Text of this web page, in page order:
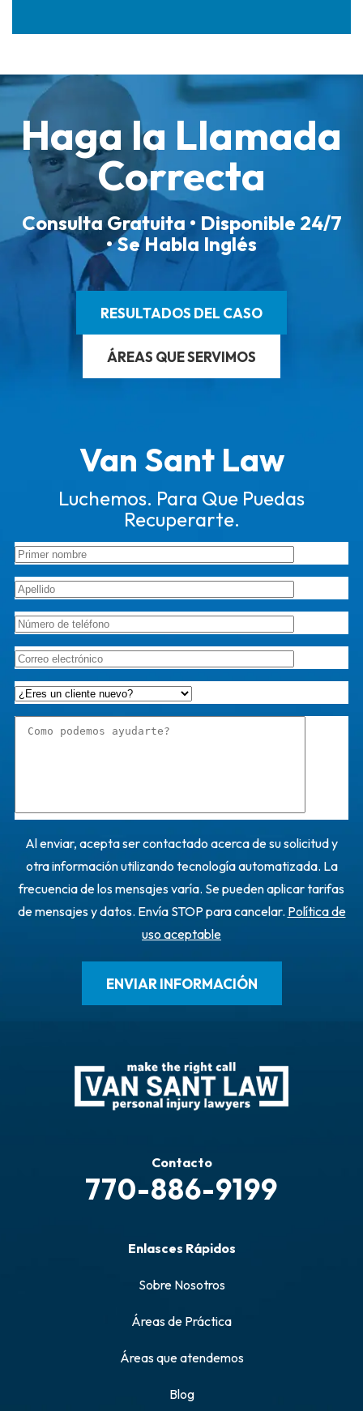
Haga la Llamada
Correcta
Consulta Gratuita • Disponible 24/7
• Se Habla Inglés
RESULTADOS DEL CASO
ÁREAS QUE SERVIMOS
Van Sant Law
Luchemos. Para Que Puedas
Recuperarte.
Al enviar, acepta ser contactado acerca de su solicitud y
otra información utilizando tecnología automatizada. La
frecuencia de los mensajes varía. Se pueden aplicar tarifas
de mensajes y datos. Envía STOP para cancelar. Política de
uso aceptable
Contacto
770-886-9199
Enlasces Rápidos
Sobre Nosotros
Áreas de Práctica
Áreas que atendemos
Blog